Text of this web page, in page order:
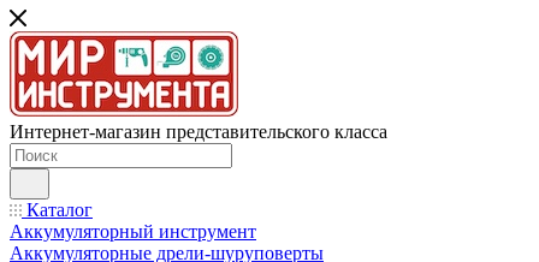
Интернет-магазин представительского класса
Каталог
Аккумуляторный инструмент
Аккумуляторные дрели-шуруповерты